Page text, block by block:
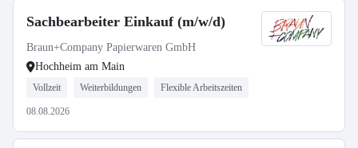
Sachbearbeiter Einkauf (m/w/d)
Braun+Company Papierwaren GmbH
Hochheim am Main
Vollzeit Weiterbildungen Flexible Arbeitszeiten
08.08.2026